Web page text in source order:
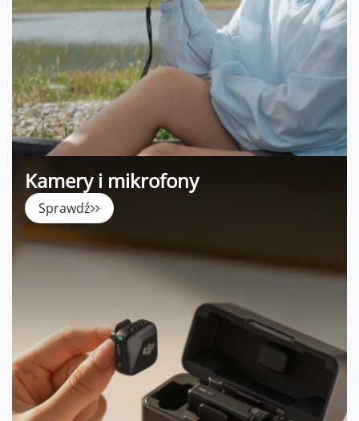
Kamery i mikrofony
Sprawdź